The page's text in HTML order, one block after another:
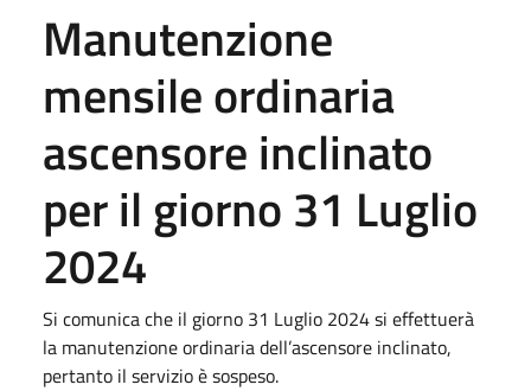
Manutenzione
mensile ordinaria
ascensore inclinato
per il giorno 31 Luglio
2024
Si comunica che il giorno 31 Luglio 2024 si effettuerà
la manutenzione ordinaria dell’ascensore inclinato,
pertanto il servizio è sospeso.